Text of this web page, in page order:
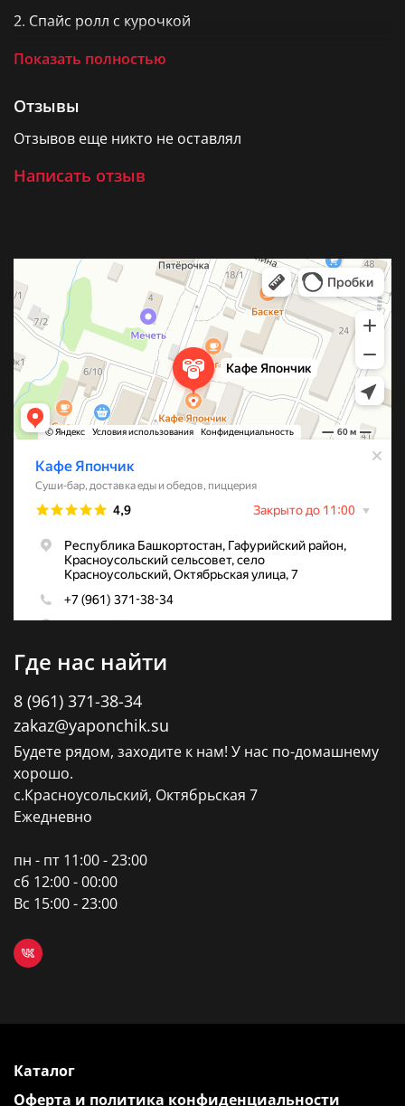
2. Спайс ролл с курочкой
3. Классический ролл с ананасом и сливочным (
4. классический ролл "нежный" с икрой ( холодный)
5. Классический ролл с огурцом и сыром ( холодный)
6. Запеченный ролл "Сырный" с курочкой
9. Запеченный классический ролл с ананасом и
сливочным сыром
10. Запеченный классический ролл с сыром
моцарелла
В стоимость набора входят 6 соусов, имбирь 70гр,
васаби 60гр , палочек на 6 персон
Показать полностью
Отзывы
Отзывов еще никто не оставлял
Написать отзыв
Где нас найти
8 (961) 371-38-34
zakaz@yaponchik.su
Будете рядом, заходите к нам! У нас по-домашнему
хорошо.
с.Красноусольский, Октябрьская 7
Ежедневно
пн - пт 11:00 - 23:00
сб 12:00 - 00:00
Вс 15:00 - 23:00
Каталог
Оферта и политика конфиденциальности